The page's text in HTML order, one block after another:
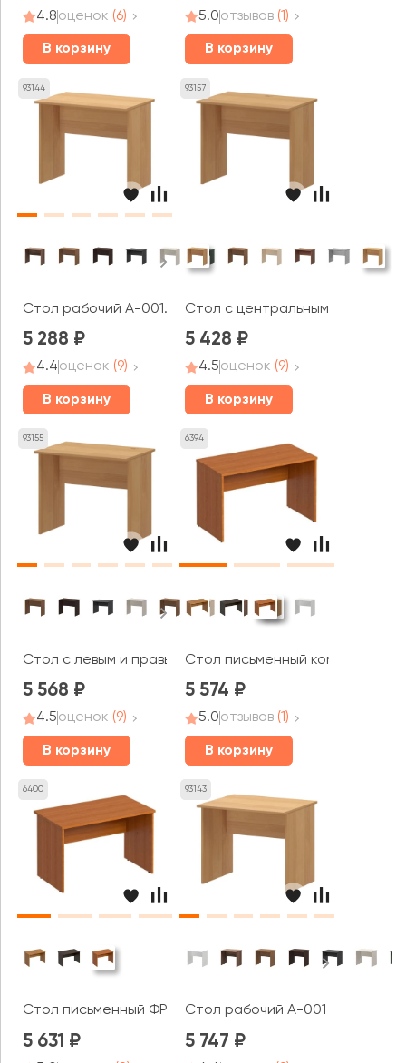
4.8оценок (6)
В корзину
5.0отзывов (1)
В корзину
93144
Стол рабочий А-001.60 Арго
5 288
4.4оценок (9)
В корзину
93157
Стол с центральным кабель
5 428
4.5оценок (9)
В корзину
93155
Стол с левым и правым кабель каналом А-001.60.К Арго
5 568
4.5оценок (9)
В корзину
6394
Стол письменный компактный
5 574
5.0отзывов (1)
В корзину
6400
Стол письменный ФР 101 Formula
5 631
93143
Стол рабочий А-001 Арго
5 747